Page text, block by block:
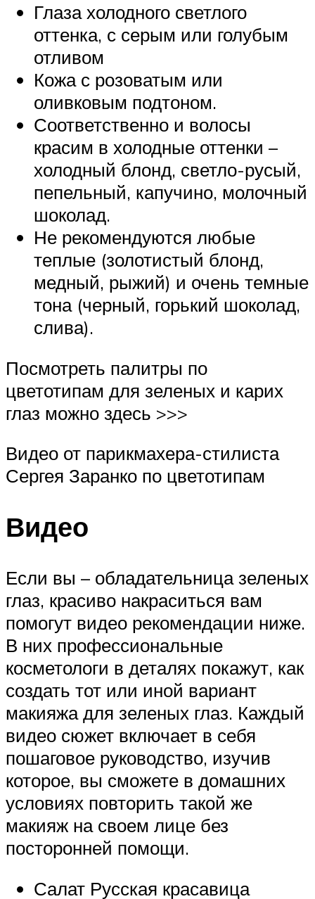
Глаза холодного светлого
оттенка, с серым или голубым
отливом
Кожа с розоватым или
оливковым подтоном.
Соответственно и волосы
красим в холодные оттенки –
холодный блонд, светло-русый,
пепельный, капучино, молочный
шоколад.
Не рекомендуются любые
теплые (золотистый блонд,
медный, рыжий) и очень темные
тона (черный, горький шоколад,
слива).
Посмотреть палитры по
цветотипам для зеленых и карих
глаз можно здесь >>>
Видео от парикмахера-стилиста
Сергея Заранко по цветотипам
Видео
Если вы – обладательница зеленых
глаз, красиво накраситься вам
помогут видео рекомендации ниже.
В них профессиональные
косметологи в деталях покажут, как
создать тот или иной вариант
макияжа для зеленых глаз. Каждый
видео сюжет включает в себя
пошаговое руководство, изучив
которое, вы сможете в домашних
условиях повторить такой же
макияж на своем лице без
посторонней помощи.
Салат Русская красавица